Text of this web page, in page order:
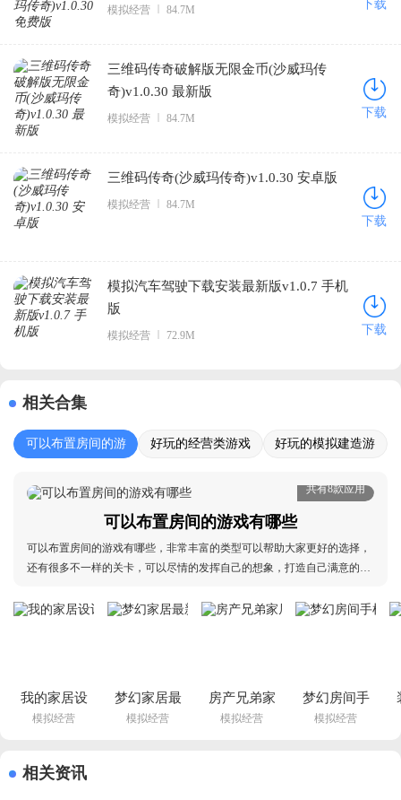
模拟经营 84.7M 下载
三维码传奇破解版无限金币(沙威玛传
奇)v1.0.30 最新版
模拟经营 84.7M 下载
三维码传奇(沙威玛传奇)v1.0.30 安卓版
模拟经营 84.7M
下载
模拟汽车驾驶下载安装最新版v1.0.7 手机
版
模拟经营 72.9M 下载
相关合集
可以布置房间的游
好玩的经营类游戏
好玩的模拟建造游
共有8款应用
可以布置房间的游戏有哪些
可以布置房间的游戏有哪些，非常丰富的类型可以帮助大家更好的选择，
还有很多不一样的关卡，可以尽情的发挥自己的想象，打造自己满意的
置，喜欢这类玩法的小伙伴不要错过！可以布置房间的游戏有哪些：最热
我的家居设
计现代城市
(Modern
模拟经营
梦幻家居最
新版下载
模拟经营
房产兄弟家
居设计游戏
模拟经营
梦幻房间手
机版下载
模拟经营
相关资讯